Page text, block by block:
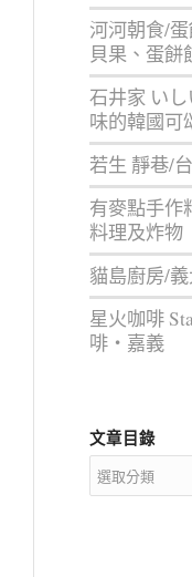
河河朝食/
貝果、蛋
石井家 い
味的韓國
若生 靜巷/
有麥點手作
料理及炸
貓島廚房/
星火咖啡
啡‧嘉義
文章目錄
文
章